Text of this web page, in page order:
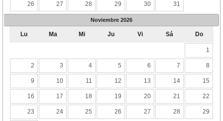
26 27 28 29 30 31
Noviembre 2026
Lu Ma Mi Ju Vi Sá Do
1
2 3 4 5 6 7 8
9 10 11 12 13 14 15
16 17 18 19 20 21 22
23 24 25 26 27 28 29